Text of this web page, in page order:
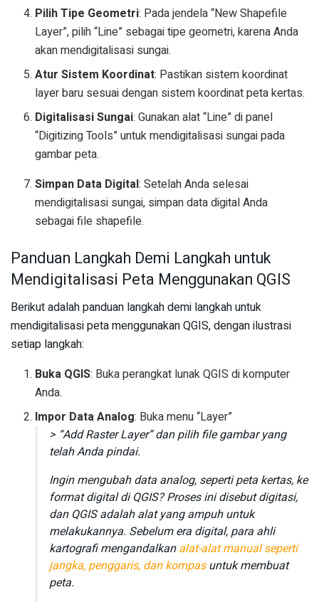
Pilih Tipe Geometri: Pada jendela “New Shapefile
Layer”, pilih “Line” sebagai tipe geometri, karena Anda
akan mendigitalisasi sungai.
Atur Sistem Koordinat: Pastikan sistem koordinat
layer baru sesuai dengan sistem koordinat peta kertas.
Digitalisasi Sungai: Gunakan alat “Line” di panel
“Digitizing Tools” untuk mendigitalisasi sungai pada
gambar peta.
Simpan Data Digital: Setelah Anda selesai
mendigitalisasi sungai, simpan data digital Anda
sebagai file shapefile.
Panduan Langkah Demi Langkah untuk
Mendigitalisasi Peta Menggunakan QGIS
Berikut adalah panduan langkah demi langkah untuk
mendigitalisasi peta menggunakan QGIS, dengan ilustrasi
setiap langkah:
Buka QGIS: Buka perangkat lunak QGIS di komputer
Anda.
Impor Data Analog: Buka menu “Layer”
> “Add Raster Layer” dan pilih file gambar yang
telah Anda pindai.
Ingin mengubah data analog, seperti peta kertas, ke
format digital di QGIS? Proses ini disebut digitasi,
dan QGIS adalah alat yang ampuh untuk
melakukannya. Sebelum era digital, para ahli
kartografi mengandalkanalat-alat manual seperti
jangka, penggaris, dan kompasuntuk membuat
peta.